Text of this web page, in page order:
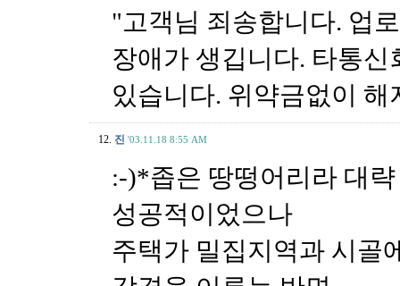
"고객님 죄송합니다. 업
장애가 생깁니다. 타통
있습니다. 위약금없이
12. 진 '03.11.18 8:55 AM
:-)*좁은 땅떵어리라 대
성공적이었으나
주택가 밀집지역과 시골